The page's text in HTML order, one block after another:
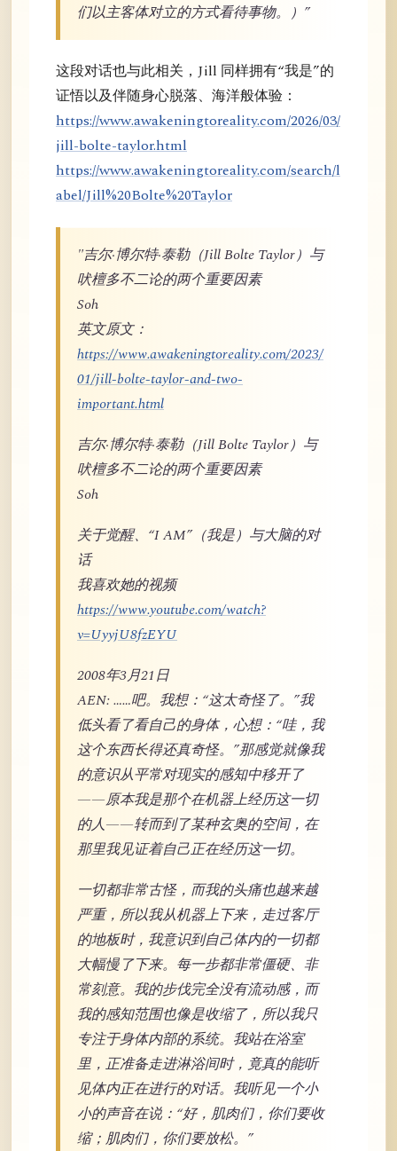
们以主客体对立的方式看待事物。）”
这段对话也与此相关，Jill 同样拥有“我是”的
证悟以及伴随身心脱落、海洋般体验：
https://www.awakeningtoreality.com/2026/03/
jill-bolte-taylor.html
https://www.awakeningtoreality.com/search/l
abel/Jill%20Bolte%20Taylor
"吉尔·博尔特·泰勒（Jill Bolte Taylor）与
吠檀多不二论的两个重要因素
Soh
英文原文：
https://www.awakeningtoreality.com/2023/
01/jill-bolte-taylor-and-two-
important.html
吉尔·博尔特·泰勒（Jill Bolte Taylor）与
吠檀多不二论的两个重要因素
Soh
关于觉醒、“I AM”（我是）与大脑的对
话
我喜欢她的视频
https://www.youtube.com/watch?
v=UyyjU8fzEYU
2008年3月21日
AEN: ……吧。我想：“这太奇怪了。”我
低头看了看自己的身体，心想：“哇，我
这个东西长得还真奇怪。”那感觉就像我
的意识从平常对现实的感知中移开了
——原本我是那个在机器上经历这一切
的人——转而到了某种玄奥的空间，在
那里我见证着自己正在经历这一切。
一切都非常古怪，而我的头痛也越来越
严重，所以我从机器上下来，走过客厅
的地板时，我意识到自己体内的一切都
大幅慢了下来。每一步都非常僵硬、非
常刻意。我的步伐完全没有流动感，而
我的感知范围也像是收缩了，所以我只
专注于身体内部的系统。我站在浴室
里，正准备走进淋浴间时，竟真的能听
见体内正在进行的对话。我听见一个小
小的声音在说：“好，肌肉们，你们要收
缩；肌肉们，你们要放松。”